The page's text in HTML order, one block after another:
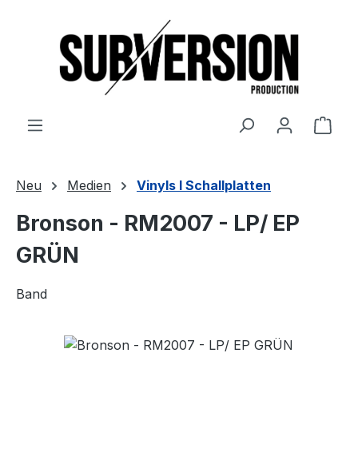
Neu Medien Vinyls I Schallplatten
Bronson - RM2007 - LP/ EP
GRÜN
Band